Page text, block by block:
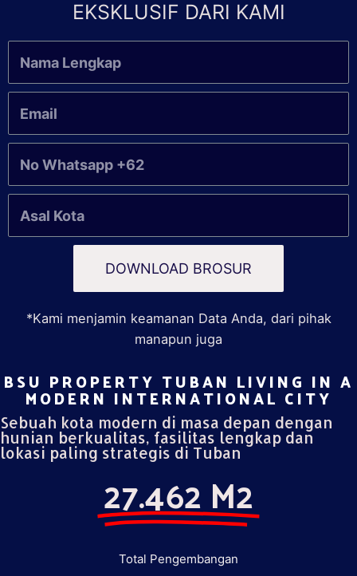
EKSKLUSIF DARI KAMI
DOWNLOAD BROSUR
*Kami menjamin keamanan Data Anda, dari pihak
manapun juga
BSU PROPERTY TUBAN LIVING IN A
MODERN INTERNATIONAL CITY​
Sebuah kota modern di masa depan dengan
hunian berkualitas, fasilitas lengkap dan
lokasi paling strategis di Tuban
27.462 M2
Total Pengembangan